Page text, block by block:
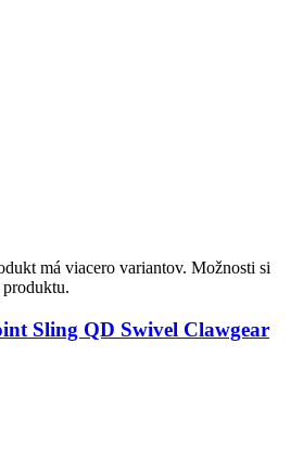
má viacero variantov. Možnosti si
Sling QD Swivel Clawgear